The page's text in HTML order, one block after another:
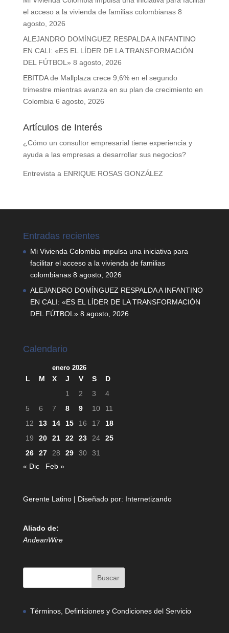
el acceso a la vivienda de familias colombianas 8
agosto, 2026
ALEJANDRO DOMÍNGUEZ RESPALDA A INFANTINO
EN CALI: «ES EL LÍDER DE LA TRANSFORMACIÓN
DEL FÚTBOL» 8 agosto, 2026
EBITDA de Mallplaza crece 9,6% en el segundo
trimestre mientras avanza en su plan de crecimiento en
Colombia 6 agosto, 2026
Artículos de Interés
¿Cómo un consultor empresarial tiene experiencia y
ayuda a las empresas a desarrollar sus negocios?
Entrevista a ENRIQUE ROSAS GONZÁLEZ
Entradas recientes
Mi Vivienda Colombia impulsa una iniciativa para
facilitar el acceso a la vivienda de familias
colombianas 8 agosto, 2026
ALEJANDRO DOMÍNGUEZ RESPALDA A INFANTINO
EN CALI: «ES EL LÍDER DE LA TRANSFORMACIÓN
DEL FÚTBOL» 8 agosto, 2026
Calendario
enero 2026
L M X J V S
D
1
2 3
4
5
6 7 8 9 10
11
12
13 14 15 16 17
18
19
20 21 22 23 24
25
26
27 28 29 30
31
« Dic
Feb »
Gerente Latino | Diseñado por: Internetizando
Aliado de:
AndeanWire
Términos, Definiciones y Condiciones del Servicio